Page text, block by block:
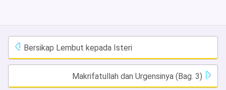
Bersikap Lembut kepada Isteri
Makrifatullah dan Urgensinya (Bag. 3)